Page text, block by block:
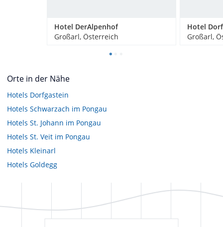
Hotel DerAlpenhof
Großarl, Österreich
Hotel
Großarl,
Orte in der Nähe
Hotels Dorfgastein
Hotels Schwarzach im Pongau
Hotels St. Johann im Pongau
Hotels St. Veit im Pongau
Hotels Kleinarl
Hotels Goldegg